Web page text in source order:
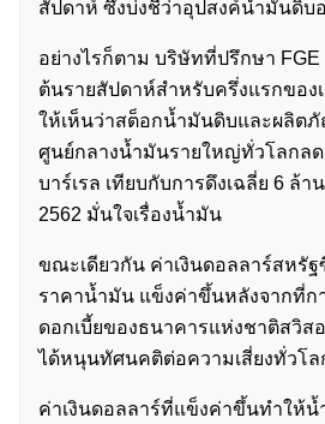
สัปดาห์ ซึ่งบ่งชี้ว่าอุปสงค์น้ำมันดิบ
อย่างไรก็ตาม บริษัทที่ปรึกษา FGE
ต้นรายสัปดาห์สำหรับครึ่งแรกขอ
ให้เห็นว่าสต็อกน้ำมันดิบและผลิต
ศูนย์กลางน้ำมันรายใหญ่ทั่วโลกลด
บาร์เรล เทียบกับการดึงเฉลี่ย 6 ล้า
2562 มั่นใจเรื่องน้ำมัน
ขณะเดียวกัน ค่าเงินดอลลาร์สหรั
ราคาน้ำมัน แข็งค่าขึ้นหลังจากที่ก
ดอกเบี้ยของธนาคารแห่งชาติสวิส
ได้หนุนทัศนคติต่อความเสี่ยงทั่วโล
ค่าเงินดอลลาร์ที่แข็งค่าขึ้นทำให้